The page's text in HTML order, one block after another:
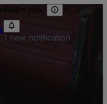
prijs.
1 new notification